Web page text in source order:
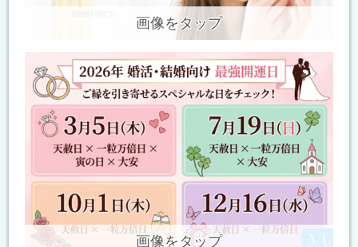
画像をタップ
画像をタップ